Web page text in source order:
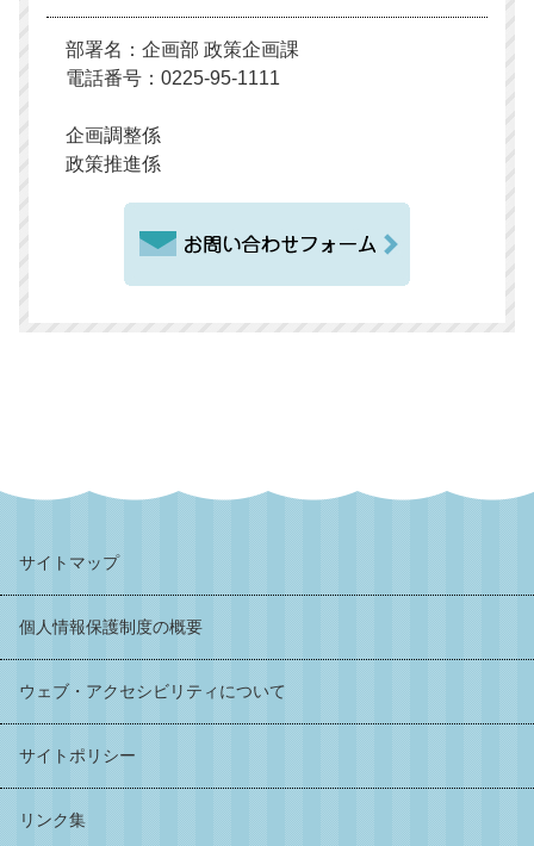
部署名：企画部 政策企画課
電話番号：0225-95-1111
企画調整係
政策推進係
サイトマップ
個人情報保護制度の概要
ウェブ・アクセシビリティについて
サイトポリシー
リンク集